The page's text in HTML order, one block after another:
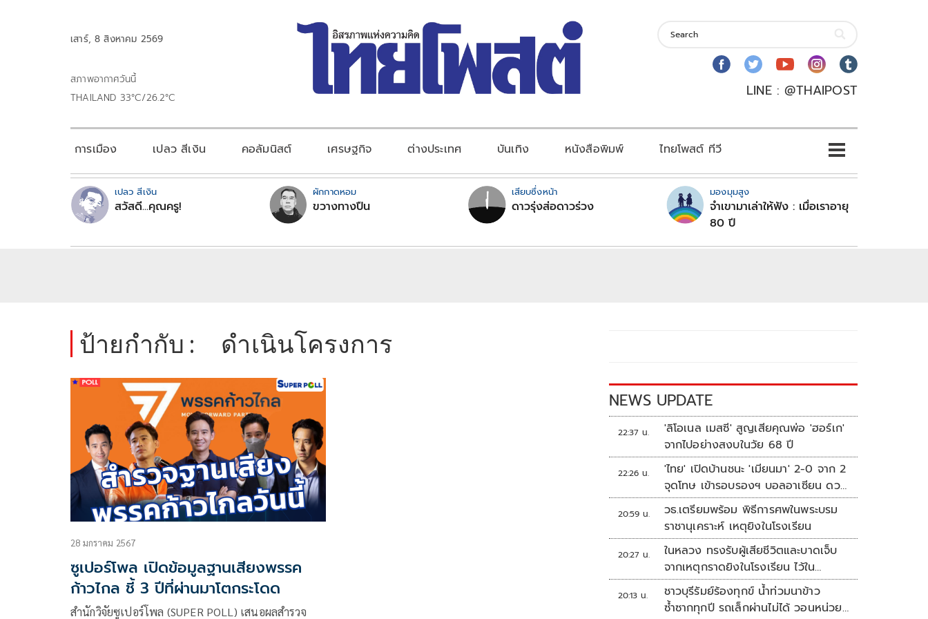
เสาร์, 8 สิงหาคม 2569
สภาพอากาศวันนี้
THAILAND 33°C/26.2°C
LINE : @THAIPOST
การเมือง เปลว สีเงิน คอลัมนิสต์ เศรษฐกิจ ต่างประเทศ บันเทิง หนังสือพิมพ์ ไทยโพสต์ ทีวี
เปลว สีเงิน
สวัสดี...คุณครู!
ผักกาดหอม
ขวางทางปืน
เสียบซึ่งหน้า
ดาวรุ่งส่อดาวร่วง
มองมุมสูง
จำเขามาเล่าให้ฟัง : เมื่อเราอายุ
80 ปี
ป้ายกำกับ : ดำเนินโครงการ
28 มกราคม 2567
ซูเปอร์โพล เปิดข้อมูลฐานเสียงพรรค
ก้าวไกล ชี้ 3 ปีที่ผ่านมาโตกระโดด
สำนักวิจัยซูเปอร์โพล (SUPER POLL) เสนอผลสำรวจ
NEWS UPDATE
22:37 น.
'ลิโอเนล เมสซี' สูญเสียคุณพ่อ 'ฮอร์เก'
จากไปอย่างสงบในวัย 68 ปี
22:26 น.
'ไทย' เปิดบ้านชนะ 'เมียนมา' 2-0 จาก 2
จุดโทษ เข้ารอบรองฯ บอลอาเซียน ดวล
'สิงคโปร์'
20:59 น.
วธ.เตรียมพร้อม พิธีการศพในพระบรม
ราชานุเคราะห์ เหตุยิงในโรงเรียน
20:27 น.
ในหลวง ทรงรับผู้เสียชีวิตและบาดเจ็บ
จากเหตุกราดยิงในโรงเรียน ไว้ใน
พระบรมราชานุเคราะห์
20:13 น.
ชาวบุรีรัมย์ร้องทุกข์ น้ำท่วมนาข้าว
ซ้ำซากทุกปี รถเล็กผ่านไม่ได้ วอนหน่วย